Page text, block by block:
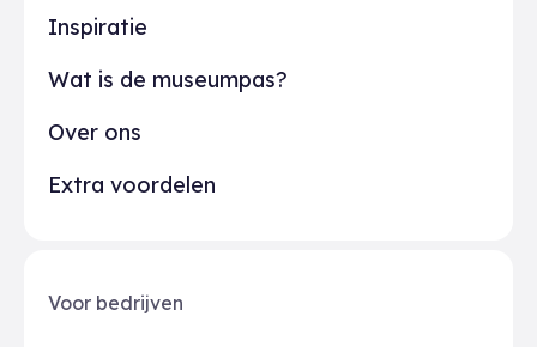
Inspiratie
Wat is de museumpas?
Over ons
Extra voordelen
Voor bedrijven